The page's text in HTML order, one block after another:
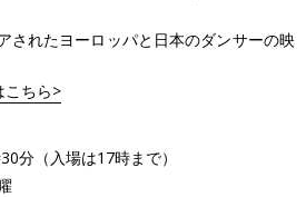
されたヨーロッパと日本のダンサーの映
こちら>
分（入場は17時まで）